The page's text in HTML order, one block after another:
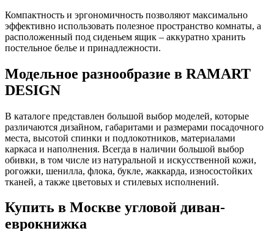
Компактность и эргономичность позволяют максимально
эффективно использовать полезное пространство комнаты, а
расположенный под сиденьем ящик – аккуратно хранить
постельное белье и принадлежности.
Модельное разнообразие в RAMART
DESIGN
В каталоге представлен большой выбор моделей, которые
различаются дизайном, габаритами и размерами посадочного
места, высотой спинки и подлокотников, материалами
каркаса и наполнения. Всегда в наличии большой выбор
обивки, в том числе из натуральной и искусственной кожи,
рогожки, шенилла, флока, букле, жаккарда, износостойких
тканей, а также цветовых и стилевых исполнений.
Купить в Москве угловой диван-
еврокнижка